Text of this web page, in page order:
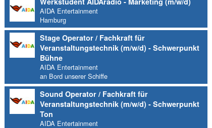
AIDA Entertainment
Hamburg
Stage Operator / Fachkraft für
Veranstaltungstechnik (m/w/d) - Schwerpunkt
Bühne
AIDA Entertainment
an Bord unserer Schiffe
Sound Operator / Fachkraft für
Veranstaltungstechnik (m/w/d) - Schwerpunkt
Ton
AIDA Entertainment